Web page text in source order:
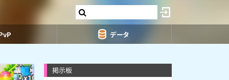
データ
掲示板